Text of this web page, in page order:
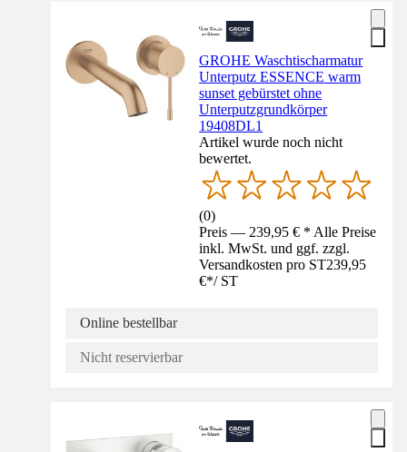
GROHE Waschtischarmatur
Unterputz ESSENCE warm
sunset gebürstet ohne
Unterputzgrundkörper
19408DL1
Artikel wurde noch nicht
bewertet.
(0)
Preis — 239,95 € * Alle Preise
inkl. MwSt. und ggf. zzgl.
Versandkosten pro ST239,95
€*/ ST
Online bestellbar
Nicht reservierbar